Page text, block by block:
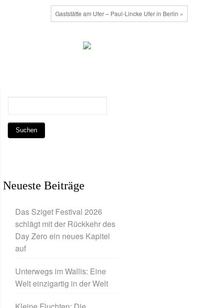
Gaststätte am Ufer – Paul-Lincke Ufer in Berlin »
Neueste Beiträge
Das Sziget Festival 2026
schlägt mit der Rückkehr des
Day Zero ein neues Kapitel
auf
Unterwegs im Wallis: Eine
Welt einzigartig in der Welt